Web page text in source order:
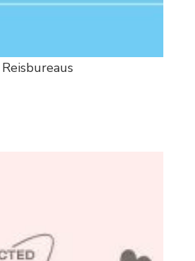
Reisbureaus